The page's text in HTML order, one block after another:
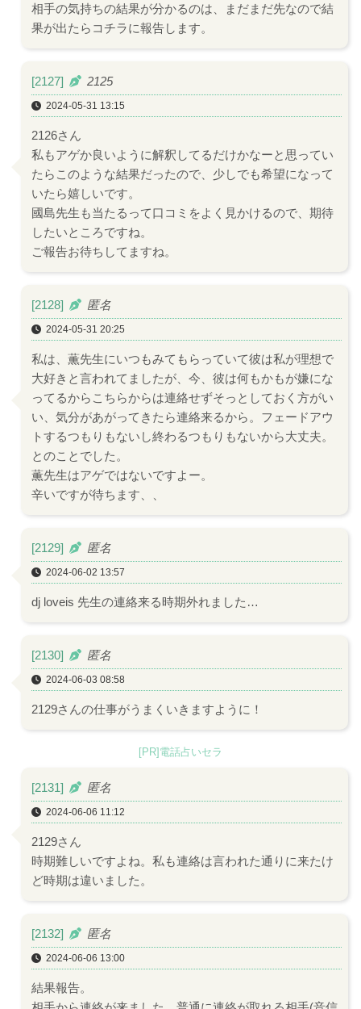
相手の気持ちの結果が分かるのは、まだまだ先なので結
果が出たらコチラに報告します。
[2127] 2125
2024-05-31 13:15
2126さん
私もアゲか良いように解釈してるだけかなーと思ってい
たらこのような結果だったので、少しでも希望になって
いたら嬉しいです。
國島先生も当たるって口コミをよく見かけるので、期待
したいところですね。
ご報告お待ちしてますね。
[2128] 匿名
2024-05-31 20:25
私は、薫先生にいつもみてもらっていて彼は私が理想で
大好きと言われてましたが、今、彼は何もかもが嫌にな
ってるからこちらからは連絡せずそっとしておく方がい
い、気分があがってきたら連絡来るから。フェードアウ
トするつもりもないし終わるつもりもないから大丈夫。
とのことでした。
薫先生はアゲではないですよー。
辛いですが待ちます、、
[2129] 匿名
2024-06-02 13:57
dj loveis 先生の連絡来る時期外れました…
[2130] 匿名
2024-06-03 08:58
2129さんの仕事がうまくいきますように！
[PR]電話占いセラ
[2131] 匿名
2024-06-06 11:12
2129さん
時期難しいですよね。私も連絡は言われた通りに来たけ
ど時期は違いました。
[2132] 匿名
2024-06-06 13:00
結果報告。